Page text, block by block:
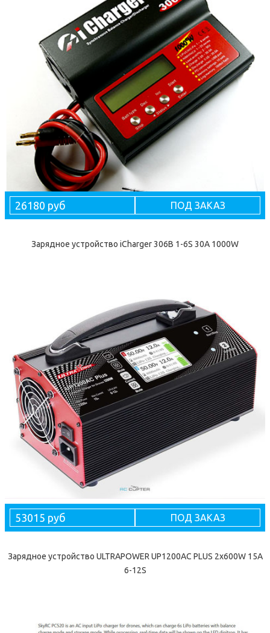
26180 руб ПОД ЗАКАЗ
Зарядное устройство iCharger 306B 1-6S 30A 1000W
53015 руб ПОД ЗАКАЗ
Зарядное устройство ULTRAPOWER UP1200AC PLUS 2x600W 15A
6-12S